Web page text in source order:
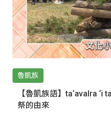
魯凱族
【魯凱族語】ta‘avalra
祭的由來